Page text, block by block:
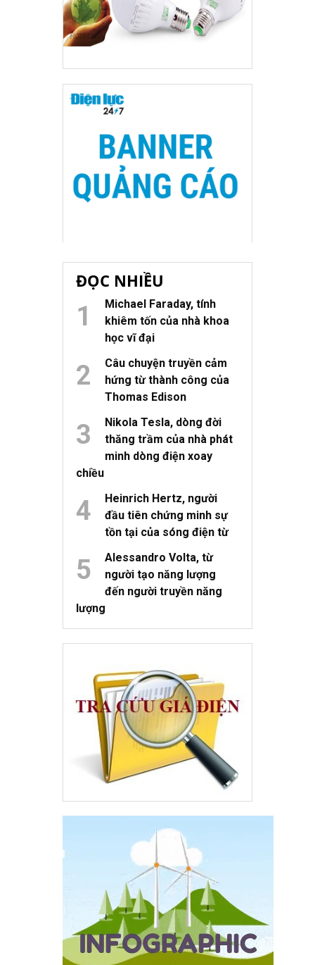
ĐỌC NHIỀU
Michael Faraday, tính
khiêm tốn của nhà khoa
học vĩ đại
Câu chuyện truyền cảm
hứng từ thành công của
Thomas Edison
Nikola Tesla, dòng đời
thăng trầm của nhà phát
minh dòng điện xoay
chiều
Heinrich Hertz, người
đầu tiên chứng minh sự
tồn tại của sóng điện từ
Alessandro Volta, từ
người tạo năng lượng
đến người truyền năng
lượng